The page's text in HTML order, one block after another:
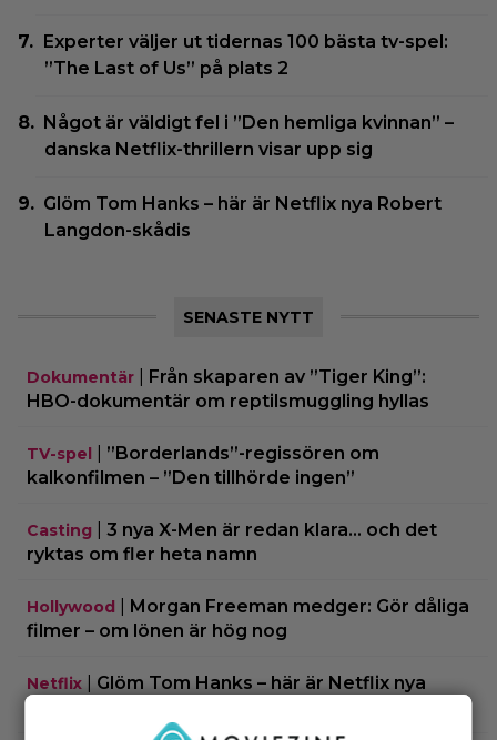
Experter väljer ut tidernas 100 bästa tv-spel:
”The Last of Us” på plats 2
Något är väldigt fel i ”Den hemliga kvinnan” –
danska Netflix-thrillern visar upp sig
Glöm Tom Hanks – här är Netflix nya Robert
Langdon-skådis
SENASTE NYTT
Dokumentär
Från skaparen av ”Tiger King”:
HBO-dokumentär om reptilsmuggling hyllas
TV-spel
”Borderlands”-regissören om
kalkonfilmen – ”Den tillhörde ingen”
Casting
3 nya X-Men är redan klara… och det
ryktas om fler heta namn
Hollywood
Morgan Freeman medger: Gör dåliga
filmer – om lönen är hög nog
Netflix
Glöm Tom Hanks – här är Netflix nya